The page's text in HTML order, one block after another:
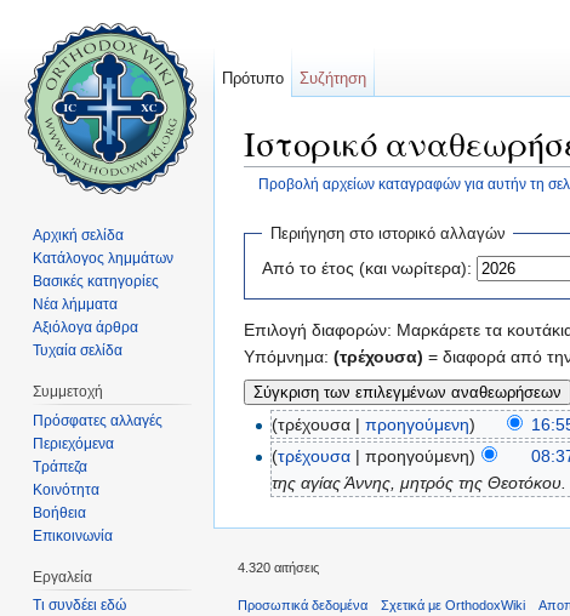
Ιστορικό
Προβολή αρχείων καταγραφών για αυτήν τη
Περιήγηση στο ιστορικό αλλαγών
Από το έτος (και νωρίτερα):
Επιλογή διαφορών: Μαρκάρετε τα
Υπόμνημα: (τρέχουσα) = διαφορά από
(τρέχουσα |προηγούμενη)
(τρέχουσα | προηγούμενη)
της αγίας Άννης, μητρός της
Πρότυπο Συζήτηση
Αρχική σελίδα
Κατάλογος λημμάτων
Βασικές κατηγορίες
Νέα λήμματα
Αξιόλογα άρθρα
Τυχαία σελίδα
Συμμετοχή
Πρόσφατες αλλαγές
Περιεχόμενα
Τράπεζα
Κοινότητα
Βοήθεια
Επικοινωνία
Εργαλεία
Τι συνδέει εδώ
4.320 αιτήσεις
Προσωπικά δεδομένα Σχετικά με OrthodoxWiki